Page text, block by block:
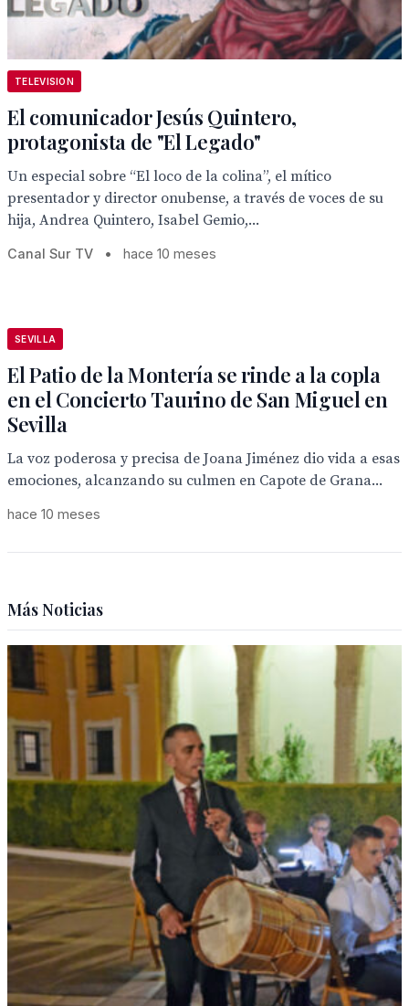
TELEVISION
El comunicador Jesús Quintero,
protagonista de "El Legado"
Un especial sobre “El loco de la colina”, el mítico
presentador y director onubense, a través de voces de su
hija, Andrea Quintero, Isabel Gemio,...
Canal Sur TV • hace 10 meses
SEVILLA
El Patio de la Montería se rinde a la copla
en el Concierto Taurino de San Miguel en
Sevilla
La voz poderosa y precisa de Joana Jiménez dio vida a esas
emociones, alcanzando su culmen en Capote de Grana...
hace 10 meses
Más Noticias